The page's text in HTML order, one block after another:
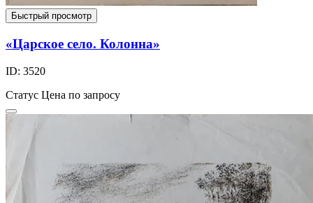
Быстрый просмотр
«Царское село. Колонна»
ID: 3520
Статус Цена по запросу